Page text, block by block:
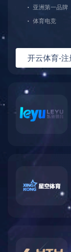
2022年
2022-03-11